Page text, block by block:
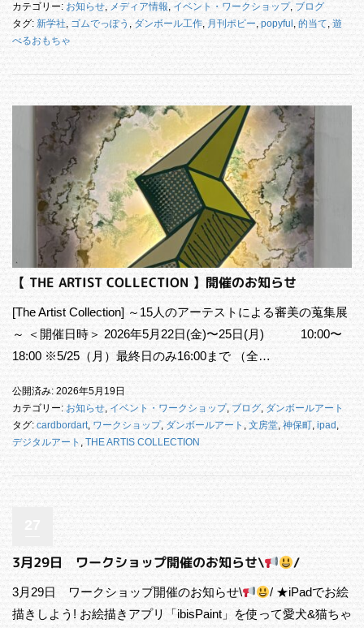
カテゴリー: お知らせ, メディア情報, イベント・ワークショップ, ブログ
タグ: 新学社, ゴムでっぽう , ダンボール工作, 月刊ポピー, popyful , 的当て,遊
べるおもちゃ
【 THE ARTIST COLLECTION 】開催のお知らせ
[The Artist Collection] ～15人のアーテストによる審美の蒐集展
～ ＜開催日時＞ 2026年5月22日(金)〜25日(月) 10:00〜
18:00 ※5/25（月）最終日のみ16:00まで （全…
公開済み: 2026年5月19日
カテゴリー: お知らせ, イベント・ワークショップ, ブログ, ダンボールアート
タグ: cardbordart, ワークショップ, ダンボールアート , 文房堂, 神保町, ipad ,
デジタルアート , THE ARTIS COLLECTION
3月29日 ワークショップ開催のお知らせ\ /
3月29日 ワークショップ開催のお知らせ\
/ ★iPadでお絵
描きしよう! お絵描きアプリ「ibisPaint」を使って愛犬&猫ちゃ